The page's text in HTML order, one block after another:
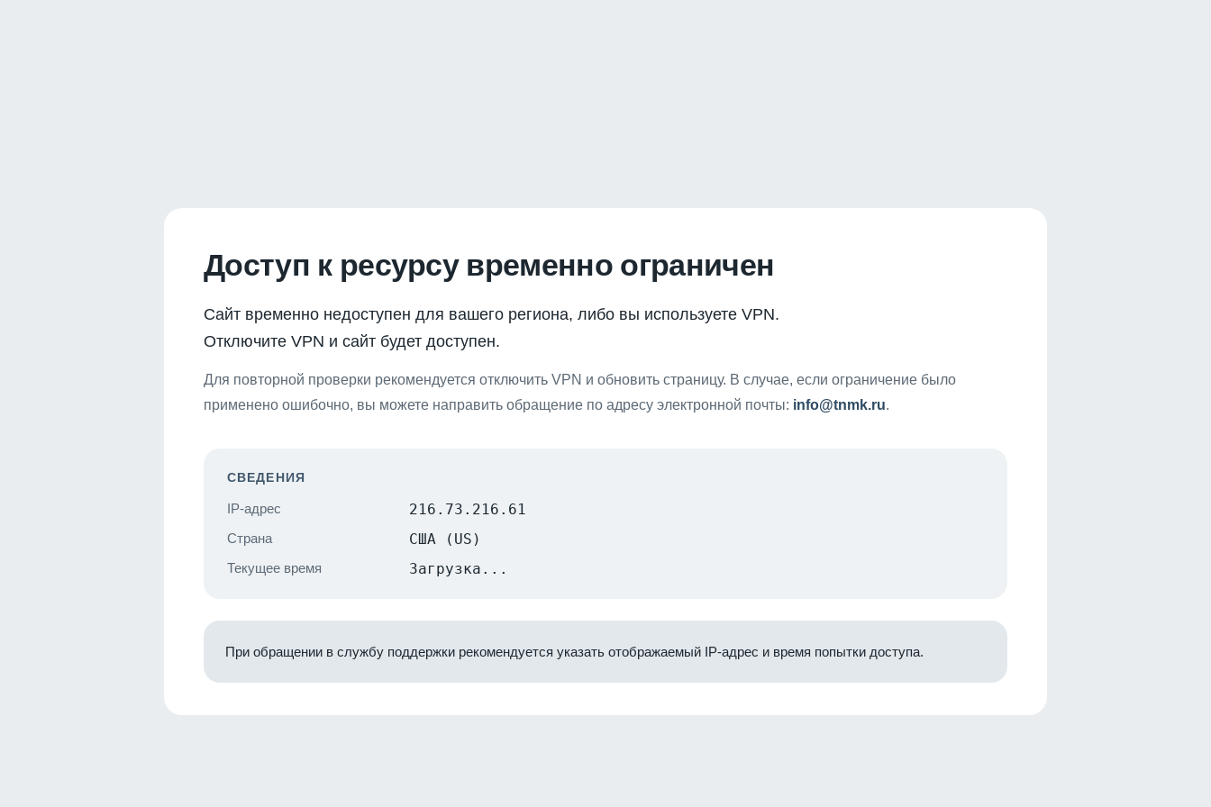
Доступ к ресурсу временно ограничен
Сайт временно недоступен для вашего региона, либо вы используете VPN.
Отключите VPN и сайт будет доступен.
Для повторной проверки рекомендуется отключить VPN и обновить страницу. В случае, если ограничение было
применено ошибочно, вы можете направить обращение по адресу электронной почты: info@tnmk.ru.
СВЕДЕНИЯ
IP-адрес 216.73.216.61
Страна США (US)
Текущее время Загрузка...
При обращении в службу поддержки рекомендуется указать отображаемый IP-адрес и время попытки доступа.